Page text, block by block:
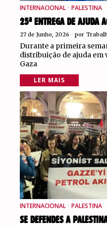
INTERNACIONAL · PALESTINA
25ª ENTREGA DE AJUDA
27 de Junho, 2026 por
Durante a primeira
distribuição de ajuda
Gaza
LER MAIS
INTERNACIONAL · PALESTINA
SE DEFENDES A